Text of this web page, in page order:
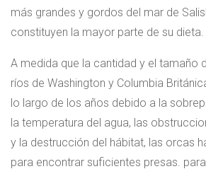
más grandes y gordos del mar de
constituyen la mayor parte de su dieta.
A medida que la cantidad y el tamaño
ríos de Washington y Columbia
lo largo de los años debido a la
la temperatura del agua, las
y la destrucción del hábitat, las orcas
para encontrar suficientes presas.